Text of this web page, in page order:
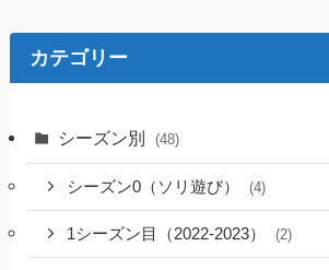
カテゴリー
シーズン別 (48)
シーズン0（ソリ遊び） (4)
1シーズン目（2022-2023） (2)